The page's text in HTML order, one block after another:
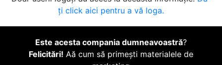
ți click aici pentru a vă loga.
Este acesta compania dumneavoastră?
Felicitări! Aă cum să primești materialele de